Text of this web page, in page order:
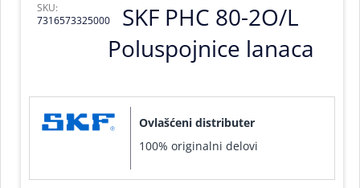
SKF PHC 80-2O/L
Poluspojnice lanaca
SKU:
7316573325000
Ovlašćeni distributer
100% originalni delovi